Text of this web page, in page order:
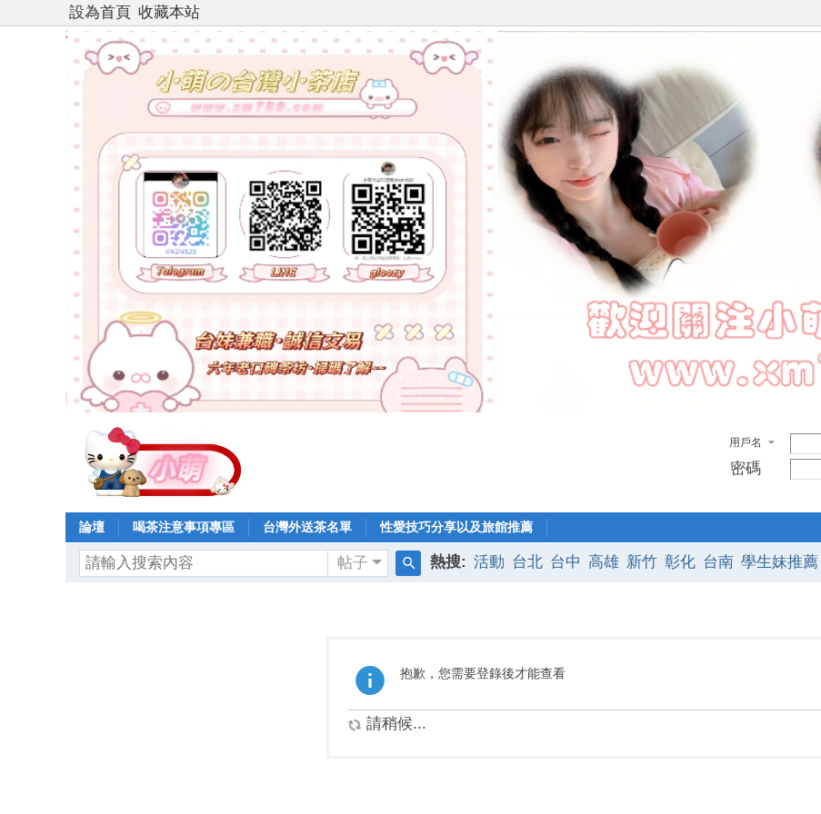
設為首頁 收藏本站
用戶名
密碼
論壇 喝茶注意事項專區 台灣外送茶名單 性愛技巧分享以及旅館推薦
帖子 熱搜: 活動 台北 台中 高雄 新竹 彰化 台南 學生妹推薦
抱歉，您需要登錄後才能查看
請稍候...